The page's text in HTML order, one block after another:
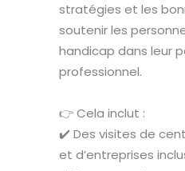
stratégies et les
soutenir les
handicap dans leur
professionnel.
👉 Cela inclut :
✔️ Des visites de
et d’entreprises